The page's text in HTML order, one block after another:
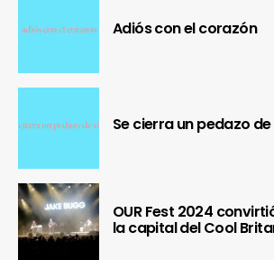
Adiós con el corazón
Se cierra un pedazo
OUR Fest 2024
la capital del Cool